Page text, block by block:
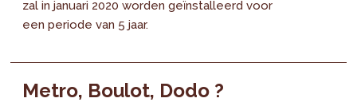
zal in januari 2020 worden geïnstalleerd voor
een periode van 5 jaar.
Metro, Boulot, Dodo ?